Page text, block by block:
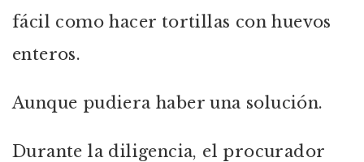
fácil como hacer tortillas con huevos
enteros.
Aunque pudiera haber una solución.
Durante la diligencia, el procurador